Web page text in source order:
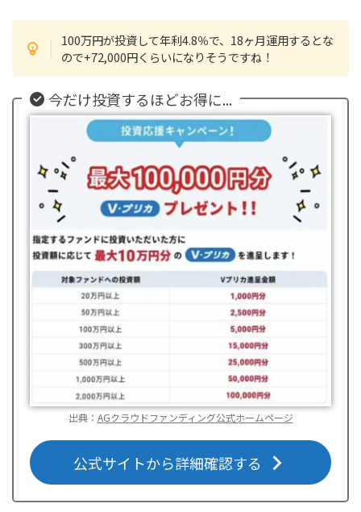
100万円が投資して年利4.8％で、18ヶ月運用するとな
ので+72,000円くらいになりそうですね！
今だけ投資するほどお得に...
出典： AGクラウドファンディング公式ホームページ
公式サイトから詳細確認する